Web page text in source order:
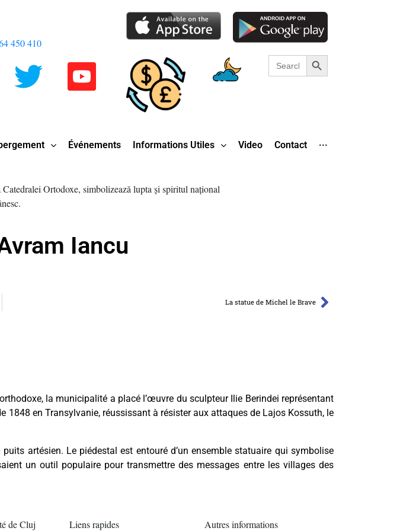
450 410
Search
for:
Search Button
Événements Informations Utiles Video Contact ···
Iancu
La statue de Michel le Brave
la municipalité a placé l’œuvre du sculpteur Ilie Berindei représentant
en Transylvanie, réussissant à résister aux attaques de Lajos Kossuth, le
artésien. Le piédestal est entouré d’un ensemble statuaire qui symbolise
un outil populaire pour transmettre des messages entre les villages des
de Cluj Liens rapides Autres informations